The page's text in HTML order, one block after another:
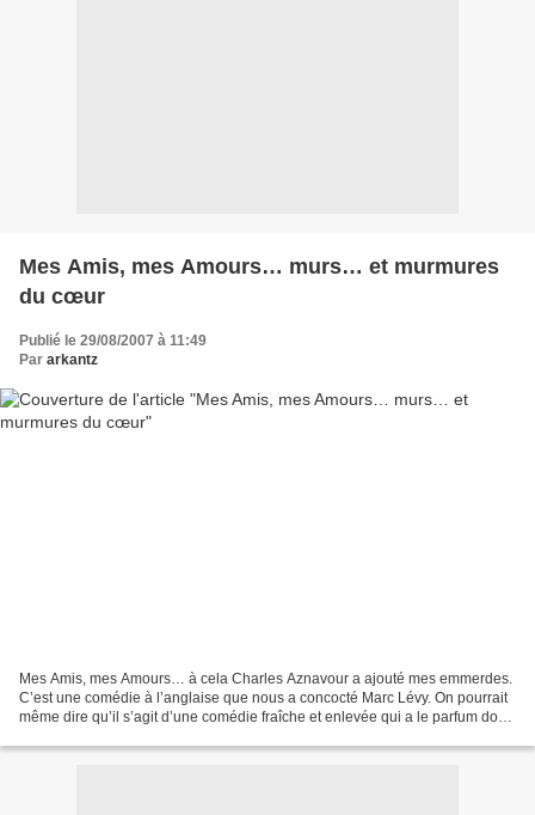
Mes Amis, mes Amours… murs… et murmures
du cœur
Publié le 29/08/2007 à 11:49
Par arkantz
Mes Amis, mes Amours… à cela Charles Aznavour a ajouté mes emmerdes.
C’est une comédie à l’anglaise que nous a concocté Marc Lévy. On pourrait
même dire qu’il s’agit d’une comédie fraîche et enlevée qui a le parfum doux